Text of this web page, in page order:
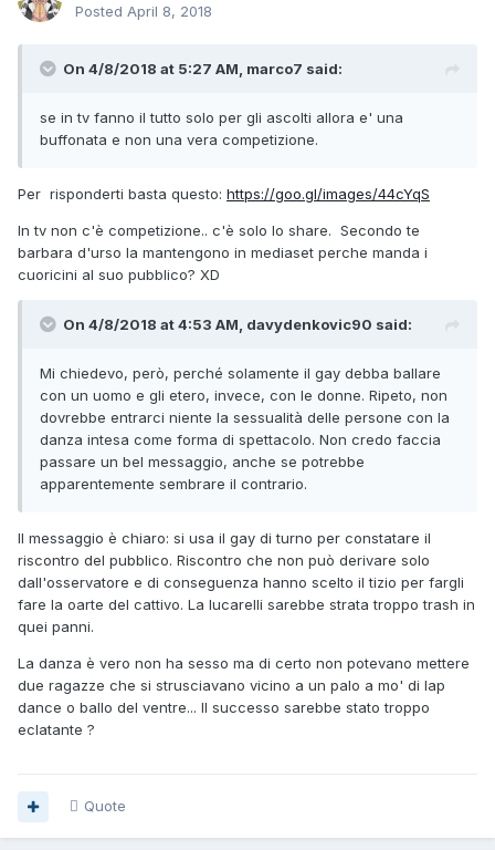
Posted April 8, 2018
On 4/8/2018 at 5:27 AM, marco7 said:
se in tv fanno il tutto solo per gli ascolti allora e' una
buffonata e non una vera competizione.
Per risponderti basta questo: https://goo.gl/images/44cYqS
In tv non c'è competizione.. c'è solo lo share. Secondo te
barbara d'urso la mantengono in mediaset perche manda i
cuoricini al suo pubblico? XD
On 4/8/2018 at 4:53 AM, davydenkovic90 said:
Mi chiedevo, però, perché solamente il gay debba ballare
con un uomo e gli etero, invece, con le donne. Ripeto, non
dovrebbe entrarci niente la sessualità delle persone con la
danza intesa come forma di spettacolo. Non credo faccia
passare un bel messaggio, anche se potrebbe
apparentemente sembrare il contrario.
Il messaggio è chiaro: si usa il gay di turno per constatare il
riscontro del pubblico. Riscontro che non può derivare solo
dall'osservatore e di conseguenza hanno scelto il tizio per fargli
fare la oarte del cattivo. La lucarelli sarebbe strata troppo trash in
quei panni.
La danza è vero non ha sesso ma di certo non potevano mettere
due ragazze che si strusciavano vicino a un palo a mo' di lap
dance o ballo del ventre... Il successo sarebbe stato troppo
eclatante ?
Quote